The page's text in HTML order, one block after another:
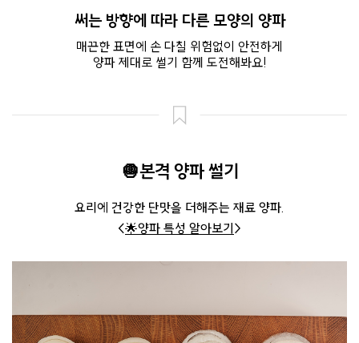
써는 방향에 따라 다른 모양의 양파
매끈한 표면에 손 다칠 위험없이 안전하게
양파 제대로 썰기 함께 도전해봐요!
🧅본격 양파 썰기
요리에 건강한 단맛을 더해주는 재료 양파.
<🌟양파 특성 알아보기 >